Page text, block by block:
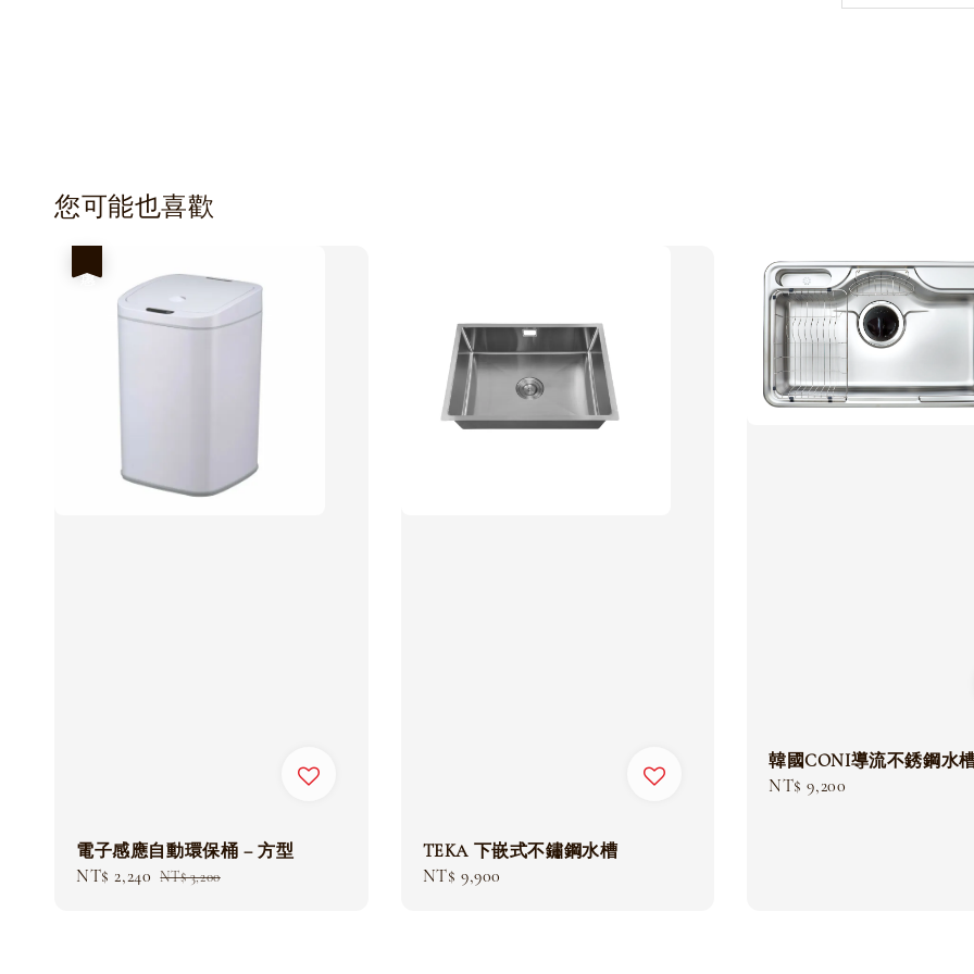
您可能也喜歡
電子感應自動環保桶 – 方型
Sale
NT$ 2,240 Regular
NT$ 3,200
TEKA 下嵌式不鏽鋼水槽
Regular
NT$ 9,900
韓國CONI導流不銹鋼水
Regular
NT$ 9,200